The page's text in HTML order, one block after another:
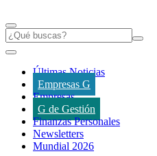
Últimas Noticias
Empresas G
Empresas
G de Gestión
Finanzas Personales
Newsletters
Mundial 2026